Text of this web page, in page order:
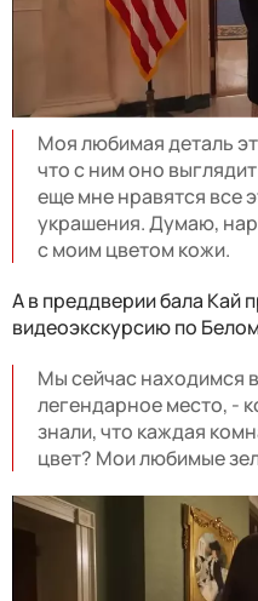
Моя любимая деталь
что с ним оно
еще мне нравятся все
украшения. Думаю,
с моим цветом кожи.
А в преддверии бала Кай
видеоэкскурсию по
Мы сейчас находимся
легендарное место, -
знали, что каждая
цвет? Мои любимые